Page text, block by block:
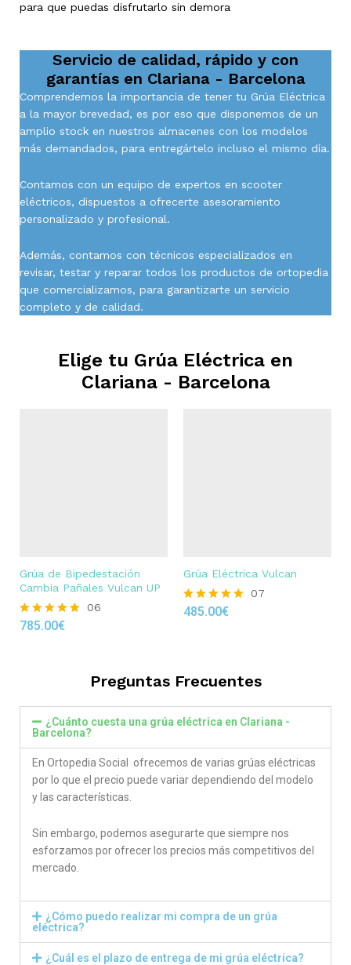
para que puedas disfrutarlo sin demora
Servicio de calidad, rápido y con
garantías en Clariana - Barcelona
Comprendemos la importancia de tener tu Grúa Eléctrica
a la mayor brevedad, es por eso que disponemos de un
amplio stock en nuestros almacenes con los modelos
más demandados, para entregártelo incluso el mismo día.
Contamos con un equipo de expertos en scooter
eléctricos, dispuestos a ofrecerte asesoramiento
personalizado y profesional.
Además, contamos con técnicos especializados en
revisar, testar y reparar todos los productos de ortopedia
que comercializamos, para garantizarte un servicio
completo y de calidad.
Elige tu Grúa Eléctrica en
Clariana - Barcelona
Grúa de Bipedestación
Cambia Pañales Vulcan UP
Rated
06
785.00€
Grúa Eléctrica Vulcan
Rated
07
485.00€
Preguntas Frecuentes
¿Cuánto cuesta una grúa eléctrica en Clariana -
Barcelona?
En Ortopedia Social ofrecemos de varias grúas eléctricas
por lo que el precio puede variar dependiendo del modelo
y las características.
Sin embargo, podemos asegurarte que siempre nos
esforzamos por ofrecer los precios más competitivos del
mercado.
¿Cómo puedo realizar mi compra de un grúa
eléctrica?
¿Cuál es el plazo de entrega de mi grúa eléctrica?